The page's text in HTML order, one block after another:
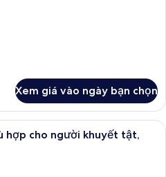
Xem giá vào ngày bạn chọn
Két bảo mật tại phòng, bộ trải
hợp cho người khuyết tật,